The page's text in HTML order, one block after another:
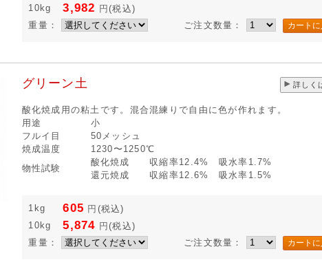
10kg
3,982 円(税込)
重量：
ご注文数量：
グリーン土 詳しく
酸化焼成用の粘土です。混合混練りで自由に色が作れます。
用途
小
フルイ目
50メッシュ
焼成温度
1230〜1250℃
物性試験
酸化焼成 収縮率12.4% 吸水率1.7%
還元焼成 収縮率12.6% 吸水率1.5%
1kg 605 円 (税込)
10kg
5,874 円(税込)
重量：
ご注文数量：